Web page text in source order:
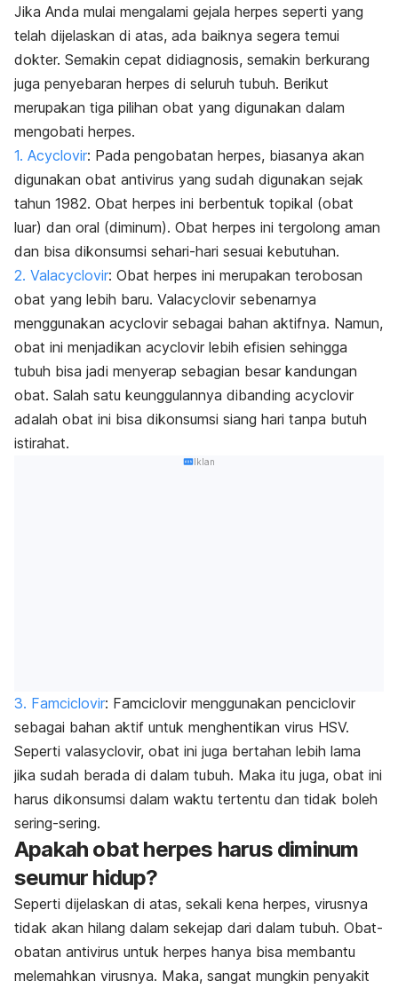
Jika Anda mulai mengalami gejala herpes seperti yang
telah dijelaskan di atas, ada baiknya segera temui
dokter. Semakin cepat didiagnosis, semakin berkurang
juga penyebaran herpes di seluruh tubuh. Berikut
merupakan tiga pilihan obat yang digunakan dalam
mengobati herpes.
1. Acyclovir: Pada pengobatan herpes, biasanya akan
digunakan obat antivirus yang sudah digunakan sejak
tahun 1982. Obat herpes ini berbentuk topikal (obat
luar) dan oral (diminum). Obat herpes ini tergolong aman
dan bisa dikonsumsi sehari-hari sesuai kebutuhan.
2. Valacyclovir: Obat herpes ini merupakan terobosan
obat yang lebih baru. Valacyclovir sebenarnya
menggunakan acyclovir sebagai bahan aktifnya. Namun,
obat ini menjadikan acyclovir lebih efisien sehingga
tubuh bisa jadi menyerap sebagian besar kandungan
obat. Salah satu keunggulannya dibanding acyclovir
adalah obat ini bisa dikonsumsi siang hari tanpa butuh
istirahat.
Iklan
3. Famciclovir: Famciclovir menggunakan penciclovir
sebagai bahan aktif untuk menghentikan virus HSV.
Seperti valasyclovir, obat ini juga bertahan lebih lama
jika sudah berada di dalam tubuh. Maka itu juga, obat ini
harus dikonsumsi dalam waktu tertentu dan tidak boleh
sering-sering.
Apakah obat herpes harus diminum
seumur hidup?
Seperti dijelaskan di atas, sekali kena herpes, virusnya
tidak akan hilang dalam sekejap dari dalam tubuh. Obat-
obatan antivirus untuk herpes hanya bisa membantu
melemahkan virusnya. Maka, sangat mungkin penyakit